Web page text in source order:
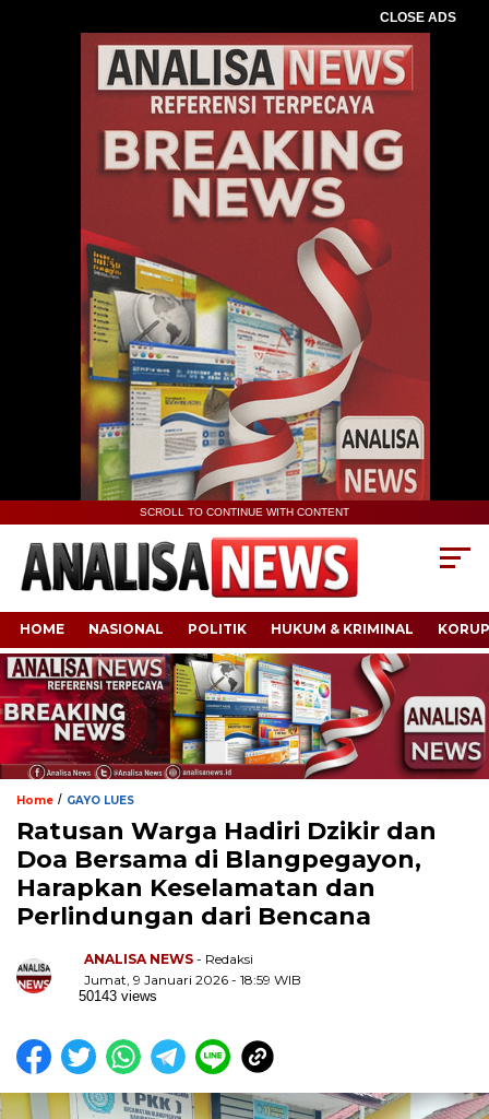
CLOSE ADS
SCROLL TO CONTINUE WITH CONTENT
HOME NASIONAL POLITIK HUKUM & KRIMINAL
Home / GAYO LUES
Ratusan Warga Hadiri Dzikir dan
Doa Bersama di Blangpegayon,
Harapkan Keselamatan dan
Perlindungan dari Bencana
ANALISA NEWS - Redaksi
Jumat, 9 Januari 2026 - 18:59 WIB
50143 views